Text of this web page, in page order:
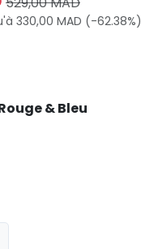
330,00 MAD (-62.38%)
& Bleu